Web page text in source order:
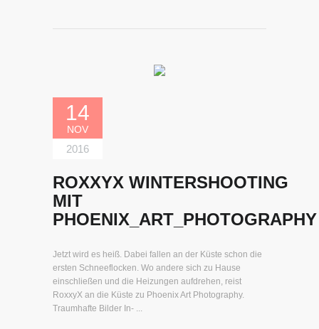
14
NOV
2016
ROXXYX WINTERSHOOTING
MIT
PHOENIX_ART_PHOTOGRAPHY
Jetzt wird es heiß. Dabei fallen an der Küste schon die
ersten Schneeflocken. Wo andere sich zu Hause
einschließen und die Heizungen aufdrehen, reist
RoxxyX an die Küste zu Phoenix Art Photography.
Traumhafte Bilder In- ...